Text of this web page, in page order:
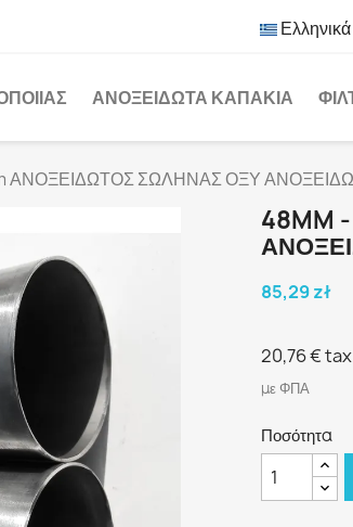
Ελληνικά
ΑΝΟΞΕΊΔΩΤΑ ΚΑΠΆΚΙΑ
ΑΝΟΞΕΙΔΩΤΟΣ ΣΩΛΗΝΑΣ ΟΞΥ
48MM
85,29 zł
20,76 €
με ΦΠΑ
Ποσότητα